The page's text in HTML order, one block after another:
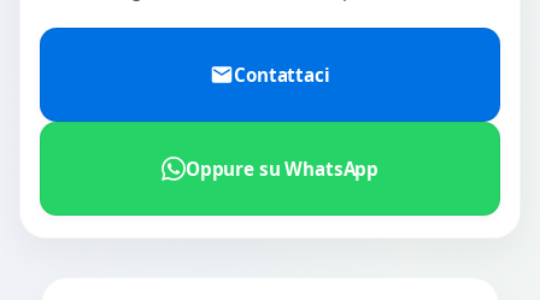
Contattaci
Oppure su WhatsApp